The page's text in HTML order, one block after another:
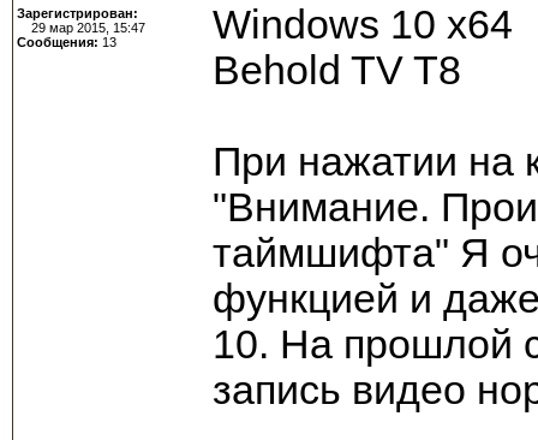
Зарегистрирован:
29 мар 2015, 15:47
Сообщения: 13
Windows 10 x64
Behold TV T8
При нажатии на
"Внимание.
таймшифта" Я
функцией и
10. На прошлой
запись видео